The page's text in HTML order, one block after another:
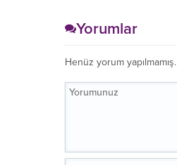
Yorumlar
Henüz yorum yapılmamış.